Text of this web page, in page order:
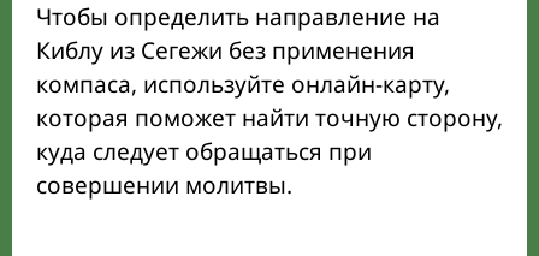
Чтобы определить направление на
Киблу из Сегежи без применения
компаса, используйте онлайн-карту,
которая поможет найти точную сторону,
куда следует обращаться при
совершении молитвы.